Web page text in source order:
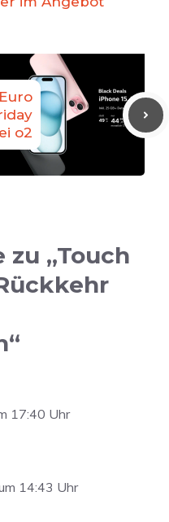
o2
zu „Touch
17:40 Uhr
14:43 Uhr